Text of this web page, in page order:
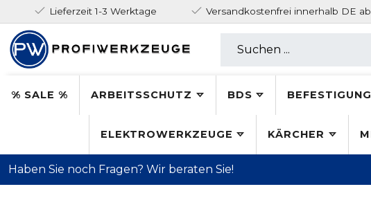
Lieferzeit 1-3 Werktage Versandkostenfrei innerhalb DE
% SALE % ARBEITSSCHUTZ BDS
ELEKTROWERKZEUGE KÄRCHER
Haben Sie noch Fragen? Wir beraten Sie!